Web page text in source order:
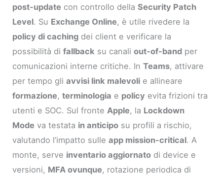
post-update con controllo dellaSecurity Patch
Level. Su Exchange Online, è utile rivedere la
policy di caching dei client e verificare la
possibilità difallback su canaliout-of-band per
comunicazioni interne critiche. InTeams, attivare
per tempo gliavvisi link malevoli e allineare
formazione,terminologia e policy evita frizioni tra
utenti e SOC. Sul fronte Apple, la Lockdown
Mode va testata in anticipo su profili a rischio,
valutando l’impatto sulleapp mission-critical. A
monte, serve inventario aggiornato di device e
versioni, MFA ovunque, rotazione periodica di